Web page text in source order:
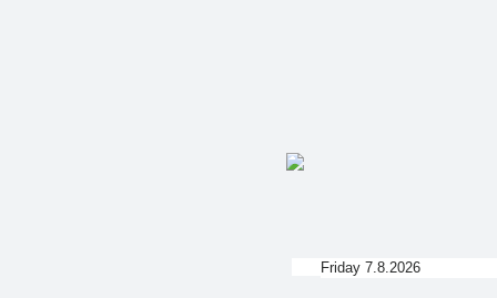
Friday 7.8.2026